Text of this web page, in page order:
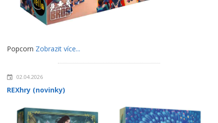
Popcorn Zobrazit více...
02.04.2026
REXhry (novinky)